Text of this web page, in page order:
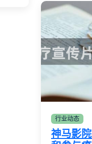
行业动态
神马影